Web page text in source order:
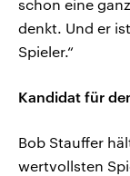
schon eine
denkt. Und er
Spieler.“
Kandidat für
Bob Stauffer
wertvollsten